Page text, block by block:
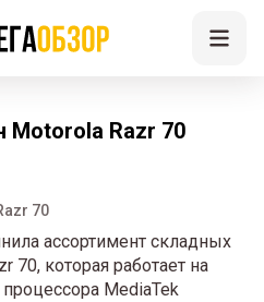
Motorola Razr 70
70
ассортимент складных
которая работает на
MediaTek